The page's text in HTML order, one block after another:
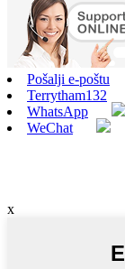
Pošalji e-poštu
Terrytham132
WhatsApp
WeChat
x